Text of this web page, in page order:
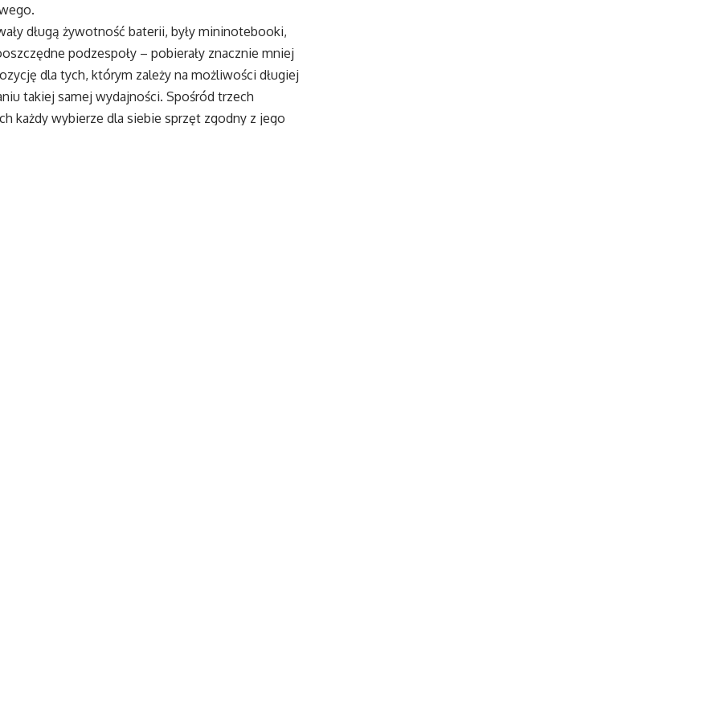
długą żywotność baterii, były mininotebooki,
podzespoły – pobierały znacznie mniej
dla tych, którym zależy na możliwości długiej
takiej samej wydajności. Spośród trzech
każdy wybierze dla siebie sprzęt zgodny z jego